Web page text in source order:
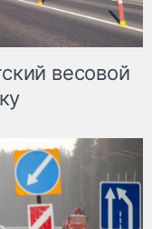
весовой